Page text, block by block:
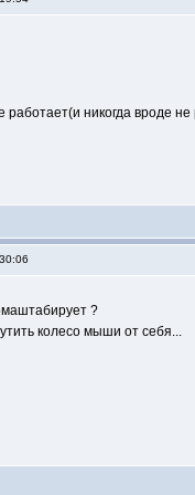
работает(и никогда вроде
?
колесо мыши от себя...